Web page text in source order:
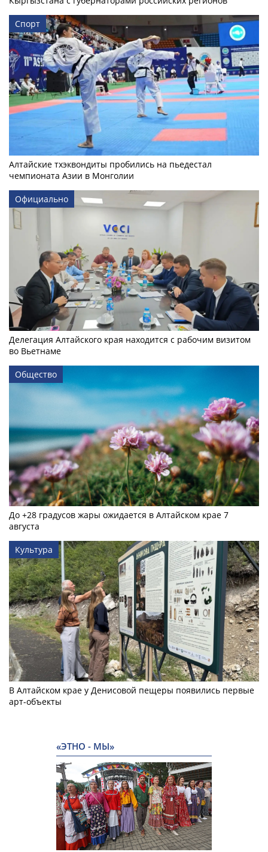
Спорт
Алтайские тхэквондиты пробились на пьедестал
чемпионата Азии в Монголии
Официально
Делегация Алтайского края находится с рабочим визитом
во Вьетнаме
Общество
До +28 градусов жары ожидается в Алтайском крае 7
августа
Культура
В Алтайском крае у Денисовой пещеры появились первые
арт-объекты
«ЭТНО - МЫ»